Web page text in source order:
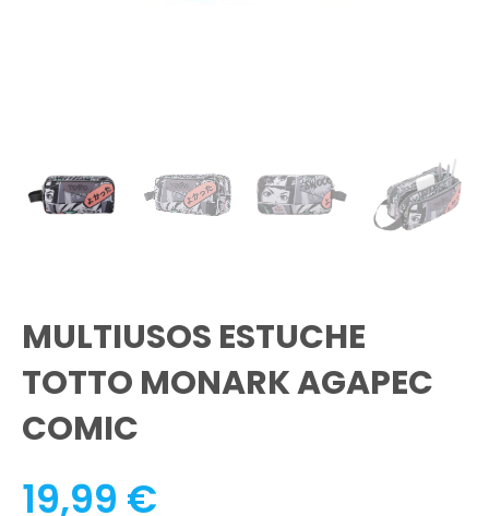
MULTIUSOS ESTUCHE
TOTTO MONARK AGAPEC
COMIC
19,99 €